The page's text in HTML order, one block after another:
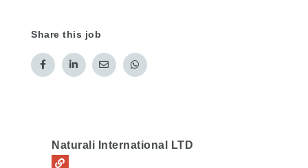
Share this job
Naturali International LTD